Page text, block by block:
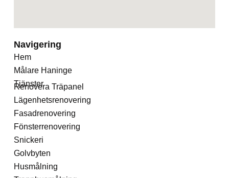
Navigering
Hem
Målare Haninge
Tjänster
Renovera Träpanel
Lägenhetsrenovering
Fasadrenovering
Fönsterrenovering
Snickeri
Golvbyten
Husmålning